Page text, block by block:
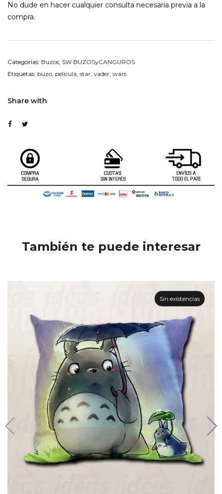
No dude en hacer cualquier consulta necesaria previa a la
compra.
Categorías: Buzos, SW BUZOSyCANGUROS
Etiquetas: buzo, pelicula, star, vader, wars
Share with
También te puede interesar
Sin existencias